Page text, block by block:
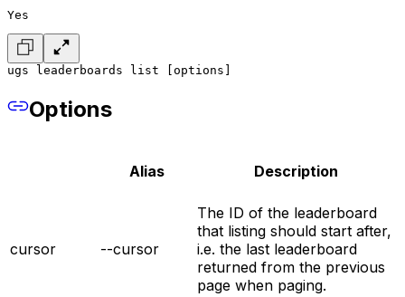
Yes
ugs leaderboards list [options]
Options
Alias Description
cursor --cursor
The ID of the leaderboard
that listing should start after,
i.e. the last leaderboard
returned from the previous
page when paging.